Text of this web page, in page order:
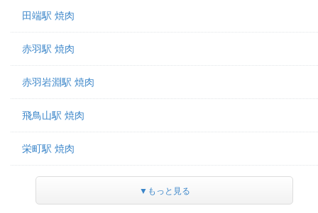
田端駅 焼肉
赤羽駅 焼肉
赤羽岩淵駅 焼肉
飛鳥山駅 焼肉
栄町駅 焼肉
▼もっと見る